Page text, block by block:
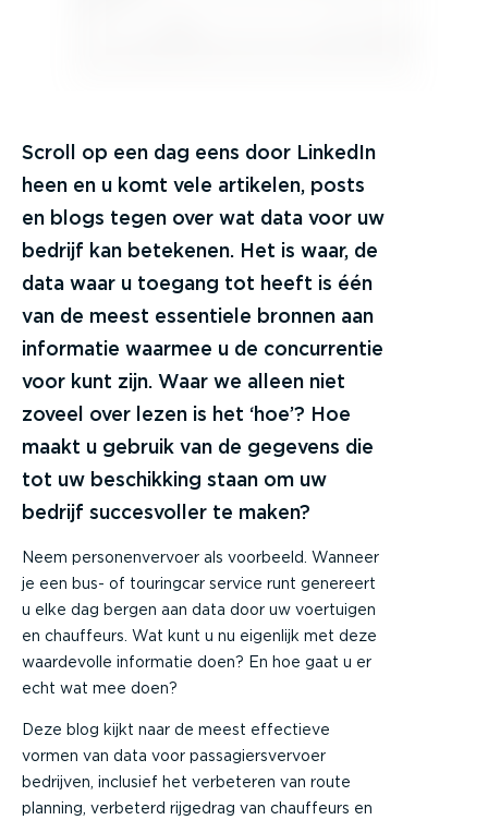
Scroll op een dag eens door LinkedIn
heen en u komt vele artikelen, posts
en blogs tegen over wat data voor uw
bedrijf kan betekenen. Het is waar, de
data waar u toegang tot heeft is één
van de meest essentiele bronnen aan
informatie waarmee u de concurrentie
voor kunt zijn. Waar we alleen niet
zoveel over lezen is het ‘hoe’? Hoe
maakt u gebruik van de gegevens die
tot uw beschikking staan om uw
bedrijf succesvoller te maken?
Neem personenvervoer als voorbeeld. Wanneer
je een bus- of touringcar service runt genereert
u elke dag bergen aan data door uw voertuigen
en chauffeurs. Wat kunt u nu eigenlijk met deze
waardevolle informatie doen? En hoe gaat u er
echt wat mee doen?
Deze blog kijkt naar de meest effectieve
vormen van data voor passagiersvervoer
bedrijven, inclusief het verbeteren van route
planning, verbeterd rijgedrag van chauffeurs en